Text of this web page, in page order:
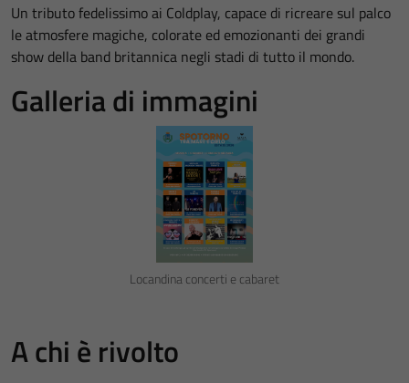
Un tributo fedelissimo ai Coldplay, capace di ricreare sul palco
le atmosfere magiche, colorate ed emozionanti dei grandi
show della band britannica negli stadi di tutto il mondo.
Galleria di immagini
Locandina concerti e cabaret
A chi è rivolto